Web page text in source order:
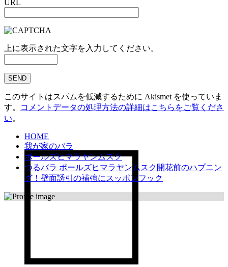
URL
上に表示された文字を入力してください。
このサイトはスパムを低減するために Akismet を使っていま
す。
コメントデータの処理方法の詳細はこちらをご覧くださ
い。
HOME
我が家のバラ
ポールズヒマラヤンムスク
つるバラ ポールズヒマラヤンムスク開花前のハプニン
グ！壁面誘引の補強にスッポンフック